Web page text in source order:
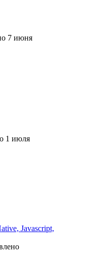
7 июня
1 июля
Javascript,